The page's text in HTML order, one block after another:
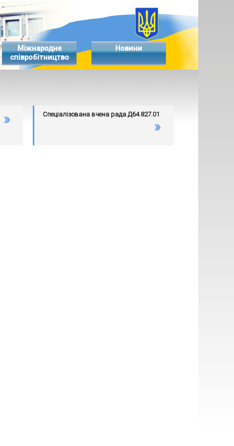
Міжнародне
співробітництво
Новини
Спеціалізована вчена рада Д64.827.01